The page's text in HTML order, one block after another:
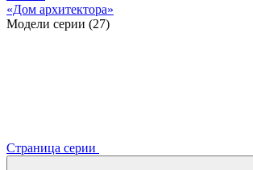
«Дом архитектора»
Модели серии (27)
Страница серии